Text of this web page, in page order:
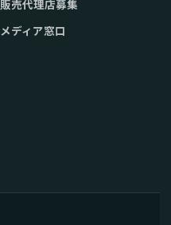
販売代理店募集
メディア窓口